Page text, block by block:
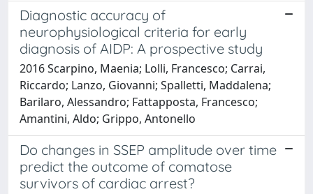
Diagnostic accuracy of
neurophysiological criteria for early
diagnosis of AIDP: A prospective study
2016 Scarpino, Maenia; Lolli, Francesco; Carrai,
Riccardo; Lanzo, Giovanni; Spalletti, Maddalena;
Barilaro, Alessandro; Fattapposta, Francesco;
Amantini, Aldo; Grippo, Antonello
Do changes in SSEP amplitude over time
predict the outcome of comatose
survivors of cardiac arrest?